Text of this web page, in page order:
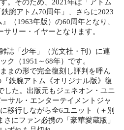
。そのため、2021年は「アトム
腕アトム70周年」、さらに2023
（1963年版）の60周年となり、
リー・イヤーとなります。
誌「少年」（光文社・刊）に連
ク（1951～68年）です。
まの形で完全復刻し評判を呼ん
鉄腕アトム《オリジナル版》復
した。出版元もジェネオン・ユニ
サル・エンターテイメントジャ
移行しながら全6ユニット（＋別
にファン必携の「豪華愛蔵版」